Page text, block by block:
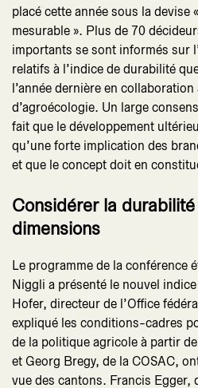
placé cette année sous la devise
mesurable ». Plus de 70
importants se sont informés sur
relatifs à l’indice de durabilité
l’année dernière en
d’agroécologie. Un large
fait que le développement
qu’une forte implication des
et que le concept doit en
Considérer la
dimensions
Le programme de la conférence
Niggli a présenté le nouvel
Hofer, directeur de l’Office
expliqué les conditions-cadres
de la politique agricole à partir
et Georg Bregy, de la COSAC,
vue des cantons. Francis Egger,